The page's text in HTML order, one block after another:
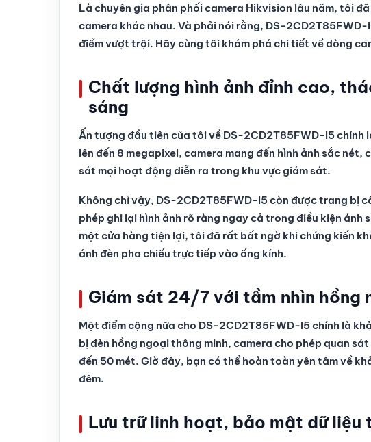
Là chuyên gia phân phối camera Hikvision lâu năm, tôi
camera khác nhau. Và phải nói rằng, DS-
điểm vượt trội. Hãy cùng tôi khám phá chi tiết về dòng
Chất lượng hình ảnh đỉnh cao,
sáng
Ấn tượng đầu tiên của tôi về DS-2CD2T85FWD-I5
lên đến 8 megapixel, camera mang đến hình ảnh sắc
sát mọi hoạt động diễn ra trong khu vực giám sát.
Không chỉ vậy, DS-2CD2T85FWD-I5 còn được trang bị
phép ghi lại hình ảnh rõ ràng ngay cả trong điều kiện
một cửa hàng tiện lợi, tôi đã rất bất ngờ khi chứng kiến
ánh đèn pha chiếu trực tiếp vào ống kính.
Giám sát 24/7 với tầm nhìn hồng
Một điểm cộng nữa cho DS-2CD2T85FWD-I5 chính là
bị đèn hồng ngoại thông minh, camera cho phép quan
đến 50 mét. Giờ đây, bạn có thể hoàn toàn yên tâm về
đêm.
Lưu trữ linh hoạt, bảo mật dữ liệu